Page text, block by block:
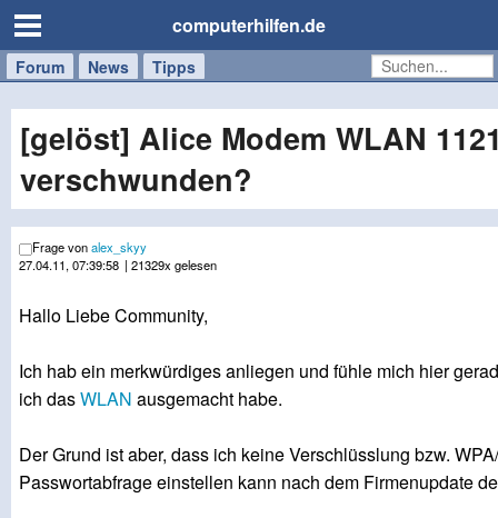
computerhilfen.de
Forum News Tipps
Handy
Tablet
Windows
Mac
[gelöst] Alice Modem WLAN
verschwunden?
Frage vonalex_skyy
27.04.11, 07:39:58 | 21329x gelesen
Hallo Liebe Community,
Ich hab ein merkwürdiges anliegen und fühle mich hier
ich dasWLAN ausgemacht habe.
Der Grund ist aber, dass ich keine Verschlüsslung bzw.
Passwortabfrage einstellen kann nach dem Firmenupdate